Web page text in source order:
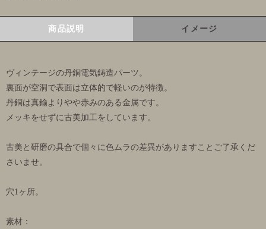
商品説明 イメージ
ヴィンテージの丹銅電気鋳造パーツ。
裏面が空洞で表面は立体的で軽いのが特徴。
丹銅は真鍮よりやや赤みのある金属です。
メッキをせずに古美加工をしています。
古美と研磨の具合で個々に色ムラの差異がありますことご了承くだ
さいませ。
穴1ヶ所。
素材：